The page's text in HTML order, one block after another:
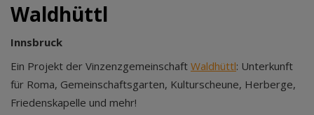
Waldhüttl
Innsbruck
Ein Projekt der Vinzenzgemeinschaft Waldhüttl: Unterkunft
für Roma, Gemeinschaftsgarten, Kulturscheune, Herberge,
Friedenskapelle und mehr!